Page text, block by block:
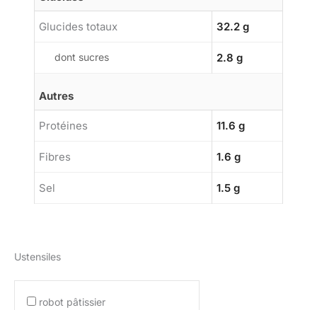
Glucides totaux 32.2 g
dont sucres 2.8 g
Autres
Protéines 11.6 g
Fibres 1.6 g
Sel 1.5 g
Ustensiles
robot pâtissier